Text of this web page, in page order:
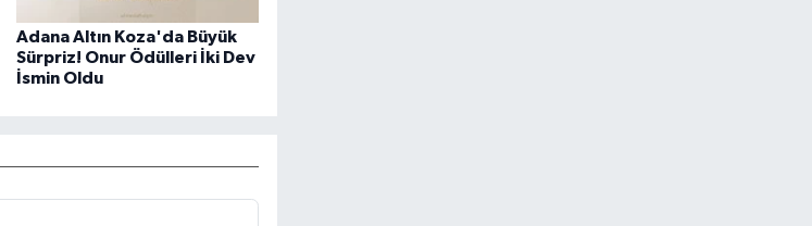
Adana Altın Koza'da Büyük
Sürpriz! Onur Ödülleri İki Dev
İsmin Oldu